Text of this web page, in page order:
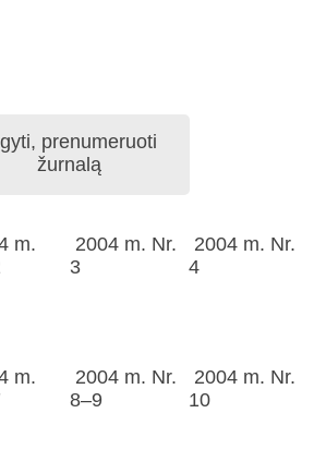
prenumeruoti
žurnalą
m.
2004 m. Nr.
3
2004 m. Nr.
4
m.
2004 m. Nr.
8–9
2004 m. Nr.
10